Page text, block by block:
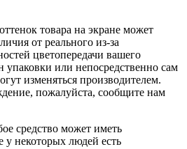
товара на экране может
от реального из-за
цветопередачи вашего
упаковки или непосредственно сам
изменяться производителем.
пожалуйста, сообщите нам
средство может иметь
у некоторых людей есть